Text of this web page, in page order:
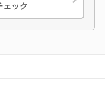
ェック